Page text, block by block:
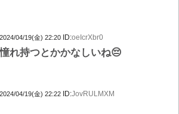
2024/04/19(金) 22:20 ID:oeIcrXbr0
れ持つとかかなしいね😔
2024/04/19(金) 22:22 ID:JovRULMXM